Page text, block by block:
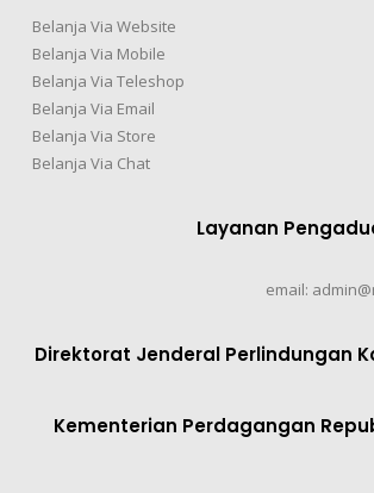
Belanja Via Website
Belanja Via Mobile
Belanja Via Teleshop
Belanja Via Email
Belanja Via Store
Belanja Via Chat
Layanan
email:
Direktorat Jenderal Perlindungan
Kementerian Perdagangan